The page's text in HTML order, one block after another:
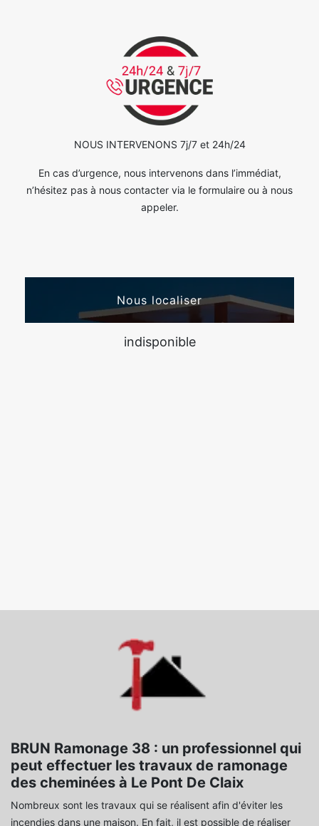
NOUS INTERVENONS 7j/7 et 24h/24
En cas d’urgence, nous intervenons dans l’immédiat,
n’hésitez pas à nous contacter via le formulaire ou à nous
appeler.
Nous localiser
indisponible
BRUN Ramonage 38 : un professionnel qui
peut effectuer les travaux de ramonage
des cheminées à Le Pont De Claix
Nombreux sont les travaux qui se réalisent afin d'éviter les
incendies dans une maison. En fait, il est possible de réaliser